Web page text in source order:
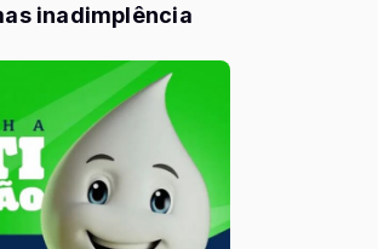
inadimplência